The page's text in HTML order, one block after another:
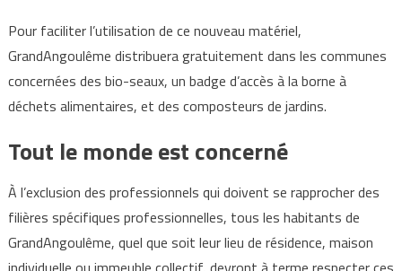
Pour faciliter l’utilisation de ce nouveau matériel,
GrandAngoulême distribuera gratuitement dans les communes
concernées des bio-seaux, un badge d’accès à la borne à
déchets alimentaires, et des composteurs de jardins.
Tout le monde est concerné
À l’exclusion des professionnels qui doivent se rapprocher des
filières spécifiques professionnelles, tous les habitants de
GrandAngoulême, quel que soit leur lieu de résidence, maison